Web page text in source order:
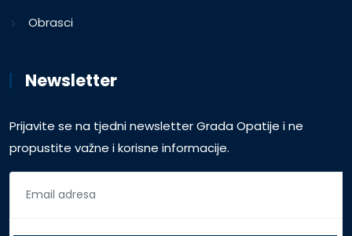
Obrasci
Newsletter
Prijavite se na tjedni newsletter Grada Opatije i ne
propustite važne i korisne informacije.